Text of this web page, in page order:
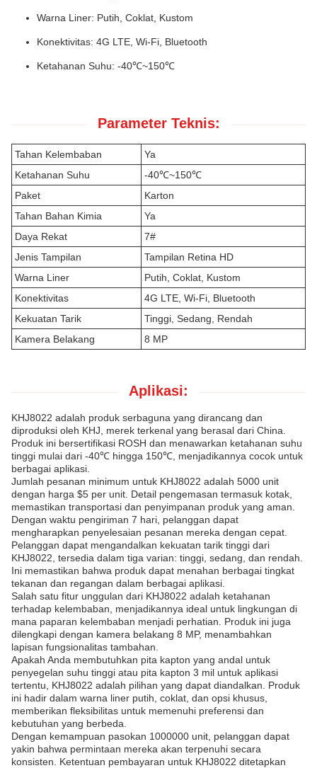
Warna Liner: Putih, Coklat, Kustom
Konektivitas: 4G LTE, Wi-Fi, Bluetooth
Ketahanan Suhu: -40℃~150℃
Parameter Teknis:
Tahan Kelembaban
Ya
Ketahanan Suhu
-40℃~150℃
Paket
Karton
Tahan Bahan Kimia
Ya
Daya Rekat
7#
Jenis Tampilan
Tampilan Retina HD
Warna Liner
Putih, Coklat, Kustom
Konektivitas
4G LTE, Wi-Fi, Bluetooth
Kekuatan Tarik
Tinggi, Sedang, Rendah
Kamera Belakang
8 MP
Aplikasi:
KHJ8022 adalah produk serbaguna yang dirancang dan
diproduksi oleh KHJ, merek terkenal yang berasal dari China.
Produk ini bersertifikasi ROSH dan menawarkan ketahanan suhu
tinggi mulai dari -40℃ hingga 150℃, menjadikannya cocok untuk
berbagai aplikasi.
Jumlah pesanan minimum untuk KHJ8022 adalah 5000 unit
dengan harga $5 per unit. Detail pengemasan termasuk kotak,
memastikan transportasi dan penyimpanan produk yang aman.
Dengan waktu pengiriman 7 hari, pelanggan dapat
mengharapkan penyelesaian pesanan mereka dengan cepat.
Pelanggan dapat mengandalkan kekuatan tarik tinggi dari
KHJ8022, tersedia dalam tiga varian: tinggi, sedang, dan rendah.
Ini memastikan bahwa produk dapat menahan berbagai tingkat
tekanan dan regangan dalam berbagai aplikasi.
Salah satu fitur unggulan dari KHJ8022 adalah ketahanan
terhadap kelembaban, menjadikannya ideal untuk lingkungan di
mana paparan kelembaban menjadi perhatian. Produk ini juga
dilengkapi dengan kamera belakang 8 MP, menambahkan
lapisan fungsionalitas tambahan.
Apakah Anda membutuhkan pita kapton yang andal untuk
penyegelan suhu tinggi atau pita kapton 3 mil untuk aplikasi
tertentu, KHJ8022 adalah pilihan yang dapat diandalkan. Produk
ini hadir dalam warna liner putih, coklat, dan opsi khusus,
memberikan fleksibilitas untuk memenuhi preferensi dan
kebutuhan yang berbeda.
Dengan kemampuan pasokan 1000000 unit, pelanggan dapat
yakin bahwa permintaan mereka akan terpenuhi secara
konsisten. Ketentuan pembayaran untuk KHJ8022 ditetapkan